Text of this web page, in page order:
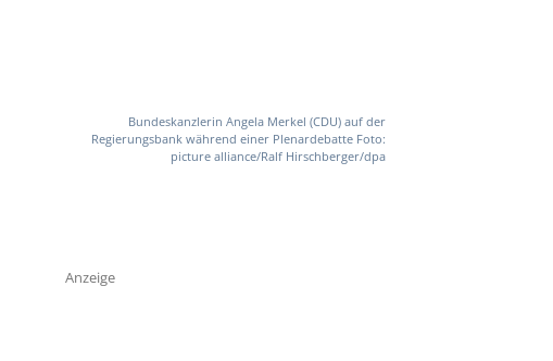
Bundeskanzlerin Angela Merkel (CDU) auf der
Regierungsbank während einer Plenardebatte Foto:
picture alliance/Ralf Hirschberger/dpa
Anzeige